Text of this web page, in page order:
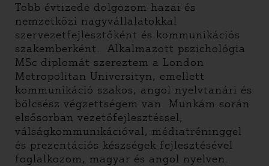
Több évtizede dolgozom hazai és
nemzetközi nagyvállalatokkal
szervezetfejlesztőként és kommunikációs
szakemberként. Alkalmazott pszichológia
MSc diplomát szereztem a London
Metropolitan Universityn, emellett
kommunikáció szakos, angol nyelvtanári és
bölcsész végzettségem van. Munkám során
elsősorban vezetőfejlesztéssel,
válságkommunikációval, médiatréninggel
és prezentációs készségek fejlesztésével
foglalkozom, magyar és angol nyelven.